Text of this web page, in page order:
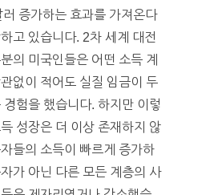
증가하는 효과를 가져온다
고 있습니다. 2차 세계 대전
의 미국인들은 어떤 소득 계
없이 적어도 실질 임금이 두
경험을 했습니다. 하지만 이렇
성장은 더 이상 존재하지 않
들의 소득이 빠르게 증가하
가 아닌 다른 모든 계층의 사